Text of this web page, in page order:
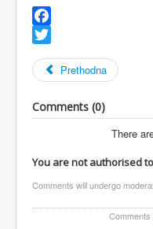
Facebook
Prethodna
Comments (0)
There
You are not authorised
Comments will undergo